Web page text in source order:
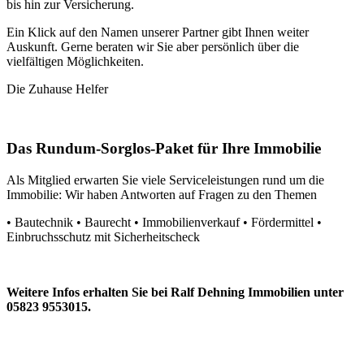
bis hin zur Versicherung.
Ein Klick auf den Namen unserer Partner gibt Ihnen weiter
Auskunft. Gerne beraten wir Sie aber persönlich über die
vielfältigen Möglichkeiten.
Die Zuhause Helfer
Das Rundum-Sorglos-Paket für Ihre Immobilie
Als Mitglied erwarten Sie viele Serviceleistungen rund um die
Immobilie: Wir haben Antworten auf Fragen zu den Themen
• Bautechnik • Baurecht • Immobilienverkauf • Fördermittel •
Einbruchsschutz mit Sicherheitscheck
Weitere Infos erhalten Sie bei Ralf Dehning Immobilien unter
05823 9553015.